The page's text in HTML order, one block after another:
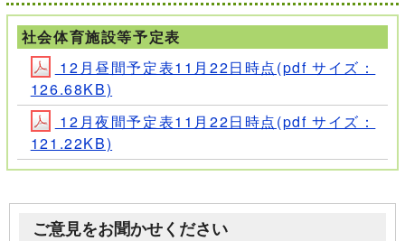
社会体育施設等予定表
12月昼間予定表11月22日時点(pdf サイズ：
126.68KB)
12月夜間予定表11月22日時点(pdf サイズ：
121.22KB)
ご意見をお聞かせください